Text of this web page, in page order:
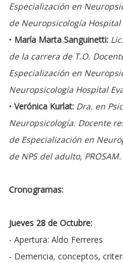
Especialización en
de Neuropsicología Hospital
• María Marta Sanguinetti:
de la carrera de T.O.
Especialización en
Neuropsicología Hospital
• Verónica Kurlat: Dra. en
Neuropsicología. Docente
de Especialización en
de NPS del adulto, PROSAM.
Cronogramas:
Jueves 28 de Octubre:
- Apertura: Aldo Ferreres
- Demencia, conceptos,